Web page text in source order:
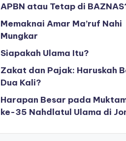
APBN atau Tetap di
Memaknai Amar Ma’ruf Nahi
Mungkar
Siapakah Ulama Itu?
Zakat dan Pajak: Haruskah
Dua Kali?
Harapan Besar pada
ke-35 Nahdlatul Ulama di